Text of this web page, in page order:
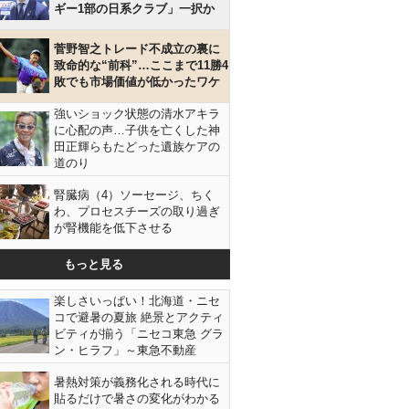
ギー1部の日系クラブ」一択か
菅野智之トレード不成立の裏に
致命的な“前科”…ここまで11勝4
敗でも市場価値が低かったワケ
強いショック状態の清水アキラ
に心配の声…子供を亡くした神
田正輝らもたどった遺族ケアの
道のり
腎臓病（4）ソーセージ、ちく
わ、プロセスチーズの取り過ぎ
が腎機能を低下させる
もっと見る
楽しさいっぱい！北海道・ニセ
コで避暑の夏旅 絶景とアクティ
ビティが揃う「ニセコ東急 グラ
ン・ヒラフ」～東急不動産
暑熱対策が義務化される時代に
貼るだけで暑さの変化がわかる